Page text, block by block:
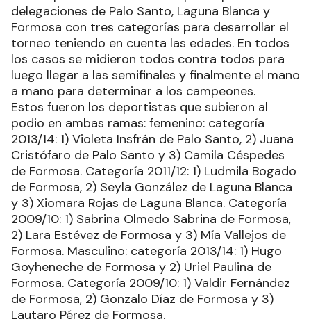
delegaciones de Palo Santo, Laguna Blanca y
Formosa con tres categorías para desarrollar el
torneo teniendo en cuenta las edades. En todos
los casos se midieron todos contra todos para
luego llegar a las semifinales y finalmente el mano
a mano para determinar a los campeones.
Estos fueron los deportistas que subieron al
podio en ambas ramas: femenino: categoría
2013/14: 1) Violeta Insfrán de Palo Santo, 2) Juana
Cristófaro de Palo Santo y 3) Camila Céspedes
de Formosa. Categoría 2011/12: 1) Ludmila Bogado
de Formosa, 2) Seyla González de Laguna Blanca
y 3) Xiomara Rojas de Laguna Blanca. Categoría
2009/10: 1) Sabrina Olmedo Sabrina de Formosa,
2) Lara Estévez de Formosa y 3) Mía Vallejos de
Formosa. Masculino: categoría 2013/14: 1) Hugo
Goyheneche de Formosa y 2) Uriel Paulina de
Formosa. Categoría 2009/10: 1) Valdir Fernández
de Formosa, 2) Gonzalo Díaz de Formosa y 3)
Lautaro Pérez de Formosa.